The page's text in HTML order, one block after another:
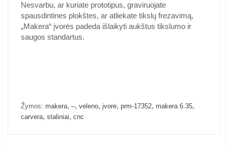
Nesvarbu, ar kuriate prototipus, graviruojate
spausdintines plokštes, ar atliekate tikslų frezavimą,
„Makera“ įvorės padeda išlaikyti aukštus tikslumo ir
saugos standartus.
Žymos: makera, –, veleno, įvorė, prm-17352, makera 6.35,
carvera, staliniai, cnc